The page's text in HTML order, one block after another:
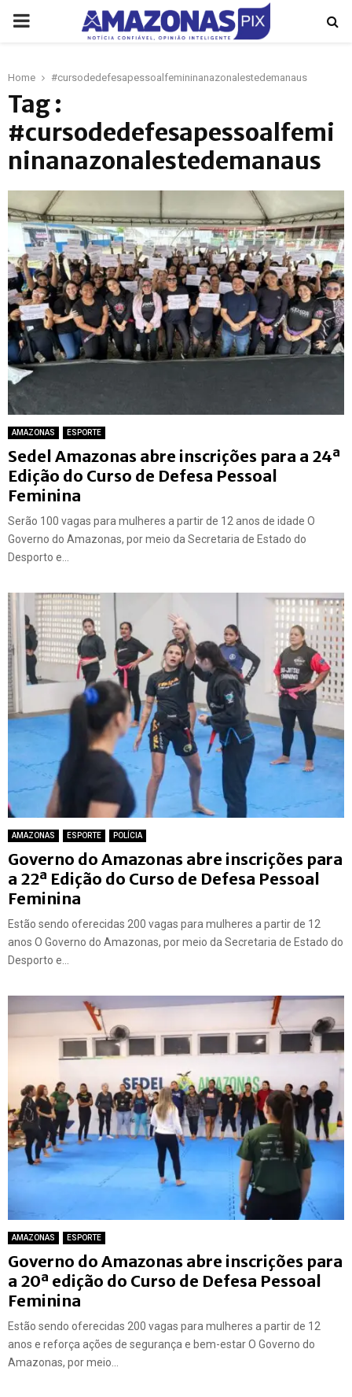
PRIMARY
Home #cursodedefesapessoalfemininanazonalestedemanaus
Tag :
#cursodedefesapessoalfemi
ninanazonalestedemanaus
AMAZONAS ESPORTE
Sedel Amazonas abre inscrições para a 24ª
Edição do Curso de Defesa Pessoal
Feminina
Serão 100 vagas para mulheres a partir de 12 anos de idade O
Governo do Amazonas, por meio da Secretaria de Estado do
Desporto e...
AMAZONAS ESPORTE POLÍCIA
Governo do Amazonas abre inscrições para
a 22ª Edição do Curso de Defesa Pessoal
Feminina
Estão sendo oferecidas 200 vagas para mulheres a partir de 12
anos O Governo do Amazonas, por meio da Secretaria de Estado do
Desporto e...
AMAZONAS ESPORTE
Governo do Amazonas abre inscrições para
a 20ª edição do Curso de Defesa Pessoal
Feminina
Estão sendo oferecidas 200 vagas para mulheres a partir de 12
anos e reforça ações de segurança e bem-estar O Governo do
Amazonas, por meio...